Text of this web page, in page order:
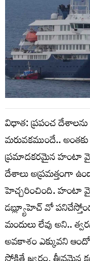
విధాత: ప్రపంచ
మరువకముందే..
ప్రమాదకరమైన హంటా
దేశాలు అప్రమత్తంగా
హెచ్చరించింది. హంటా
డబ్ల్యూహెచ్ వో
మందులు లేవు అని..
అవకాశం ఎక్కువని